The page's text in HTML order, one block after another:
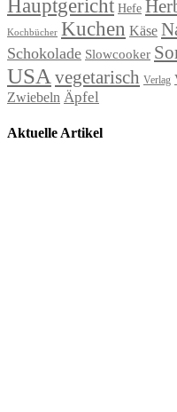
Hauptgericht Hefe
Kochbücher Kuchen Käse
Schokolade Slowcooker
USA vegetarisch Verlag
Zwiebeln Äpfel
Aktuelle Artikel